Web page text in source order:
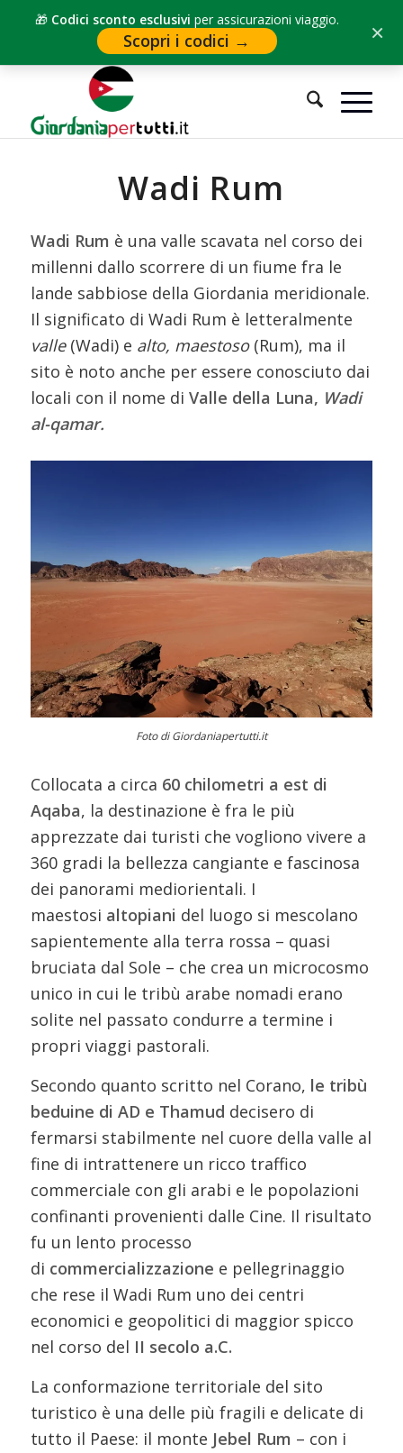
🎁 Codici sconto esclusivi per assicurazioni viaggio.
Scopri i codici → ×
Home / Cosa vedere in Giordania
Wadi Rum
Wadi Rum è una valle scavata nel corso dei
millenni dallo scorrere di un fiume fra le
lande sabbiose della Giordania meridionale.
Il significato di Wadi Rum è letteralmente
valle (Wadi) e alto, maestoso (Rum), ma il
sito è noto anche per essere conosciuto dai
locali con il nome di Valle della Luna, Wadi
al-qamar.
Foto di Giordaniapertutti.it
Collocata a circa 60 chilometri a est di
Aqaba, la destinazione è fra le più
apprezzate dai turisti che vogliono vivere a
360 gradi la bellezza cangiante e fascinosa
dei panorami mediorientali. I
maestosi altopiani del luogo si mescolano
sapientemente alla terra rossa – quasi
bruciata dal Sole – che crea un microcosmo
unico in cui le tribù arabe nomadi erano
solite nel passato condurre a termine i
propri viaggi pastorali.
Secondo quanto scritto nel Corano, le tribù
beduine di AD e Thamud decisero di
fermarsi stabilmente nel cuore della valle al
fine di intrattenere un ricco traffico
commerciale con gli arabi e le popolazioni
confinanti provenienti dalle Cine. Il risultato
fu un lento processo
di commercializzazione e pellegrinaggio
che rese il Wadi Rum uno dei centri
economici e geopolitici di maggior spicco
nel corso del II secolo a.C.
La conformazione territoriale del sito
turistico è una delle più fragili e delicate di
tutto il Paese: il monte Jebel Rum – con i